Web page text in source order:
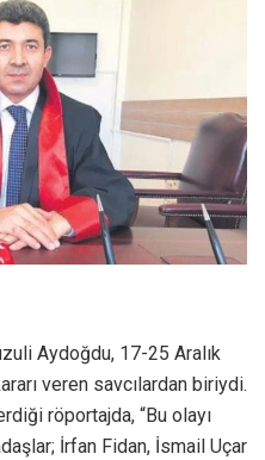
Aydoğdu, 17-25 Aralık
veren savcılardan biriydi.
röportajda, “Bu olayı
İrfan Fidan, İsmail Uçar